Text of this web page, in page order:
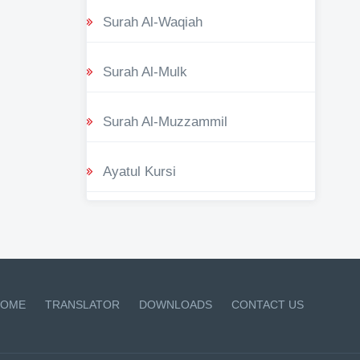
Surah Al-Waqiah
Surah Al-Mulk
Surah Al-Muzzammil
Ayatul Kursi
TRANSLATOR DOWNLOADS CONTACT US